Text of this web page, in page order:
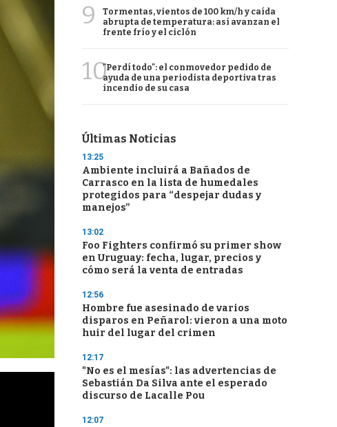
9
Tormentas, vientos de 100 km/h y caída
abrupta de temperatura: así avanzan el
frente frío y el ciclón
10"Perdí todo": el conmovedor pedido de
ayuda de una periodista deportiva tras
incendio de su casa
Últimas Noticias
13:25
Ambiente incluirá a Bañados de
Carrasco en la lista de humedales
protegidos para “despejar dudas y
manejos”
13:02
Foo Fighters confirmó su primer show
en Uruguay: fecha, lugar, precios y
cómo será la venta de entradas
12:56
Hombre fue asesinado de varios
disparos en Peñarol: vieron a una moto
huir del lugar del crimen
12:17
"No es el mesías": las advertencias de
Sebastián Da Silva ante el esperado
discurso de Lacalle Pou
12:07